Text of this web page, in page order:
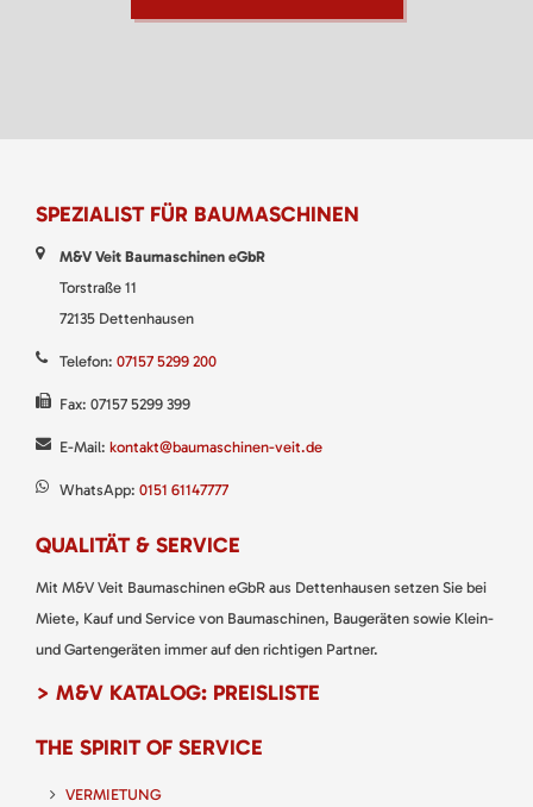
SPEZIALIST FÜR BAUMASCHINEN
M&V Veit Baumaschinen eGbR
Torstraße 11
72135 Dettenhausen
Telefon: 07157 5299 200
Fax: 07157 5299 399
E-Mail: kontakt@baumaschinen-veit.de
WhatsApp: 0151 61147777
QUALITÄT & SERVICE
Mit M&V Veit Baumaschinen eGbR aus Dettenhausen setzen Sie bei
Miete, Kauf und Service von Baumaschinen, Baugeräten sowie Klein-
und Gartengeräten immer auf den richtigen Partner.
> M&V KATALOG: PREISLISTE
THE SPIRIT OF SERVICE
VERMIETUNG